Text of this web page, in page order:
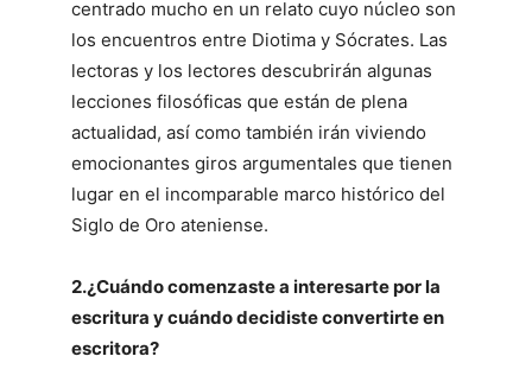
centrado mucho en un relato cuyo núcleo son
los encuentros entre Diotima y Sócrates. Las
lectoras y los lectores descubrirán algunas
lecciones filosóficas que están de plena
actualidad, así como también irán viviendo
emocionantes giros argumentales que tienen
lugar en el incomparable marco histórico del
Siglo de Oro ateniense.
2.¿Cuándo comenzaste a interesarte por la
escritura y cuándo decidiste convertirte en
escritora?